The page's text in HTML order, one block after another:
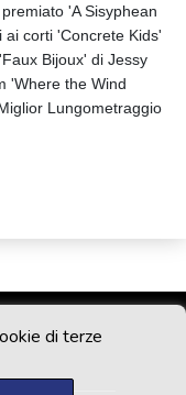
di terze
'A Sisyphean
ai corti 'Concrete Kids'
Bijoux' di Jessy
'Where the Wind
Lungometraggio